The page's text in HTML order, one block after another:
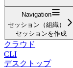
Navigation
セッション（組織）
セッションを作成
クラウド
CLI
デスクトップ